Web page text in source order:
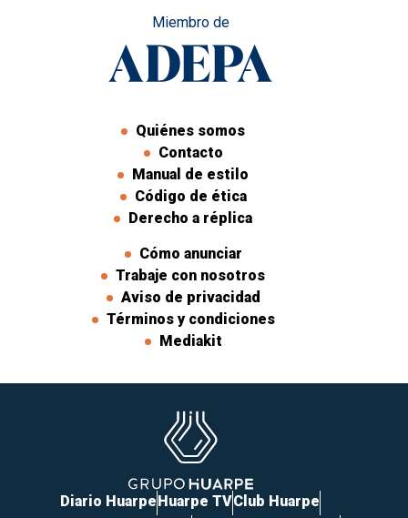
Miembro de
Quiénes somos
Contacto
Manual de estilo
Código de ética
Derecho a réplica
Cómo anunciar
Trabaje con nosotros
Aviso de privacidad
Términos y condiciones
Mediakit
Diario HuarpeHuarpe TVClub Huarpe